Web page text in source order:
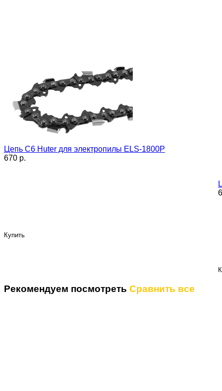
Цепь C6 Huter для электропилы ELS-1800P
670 p.
Купить
Рекомендуем посмотреть Сравнить все